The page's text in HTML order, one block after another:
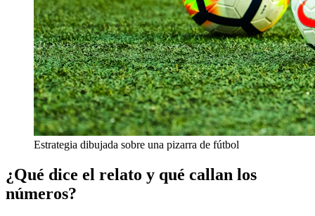
Estrategia dibujada sobre una pizarra de fútbol
¿Qué dice el relato y qué callan los
números?